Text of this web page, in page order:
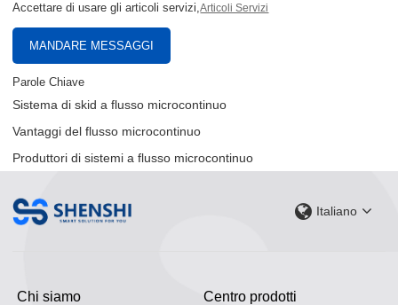
Accettare di usare gli articoli servizi,Articoli Servizi
MANDARE MESSAGGI
Parole Chiave
Sistema di skid a flusso microcontinuo
Vantaggi del flusso microcontinuo
Produttori di sistemi a flusso microcontinuo
Italiano
Chi siamo Centro prodotti